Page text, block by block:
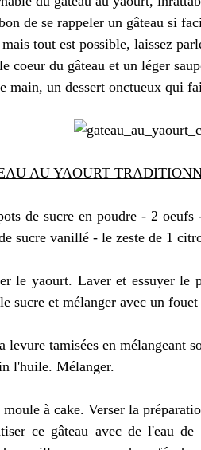
de se rappeler un gâteau si
tout est possible, laissez
coeur du gâteau et un léger
main, un dessert onctueux qui
AU YAOURT
de sucre en poudre - 2
sucre vanillé - le zeste de 1
le yaourt. Laver et essuyer le
sucre et mélanger avec un
tamisées en mélangeant
l'huile. Mélanger.
à cake. Verser la
ce gâteau avec de l'eau